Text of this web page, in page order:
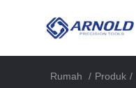
Rumah / Produk /